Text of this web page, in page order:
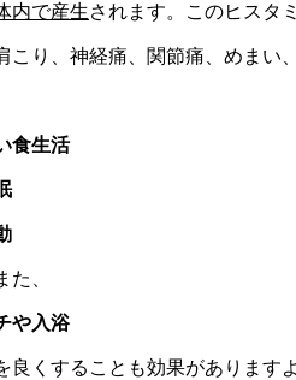
内で産生されます。このヒスタ
こり、神経痛、関節痛、めまい
食生活
た、
や入浴
良くすることも効果がありますよ